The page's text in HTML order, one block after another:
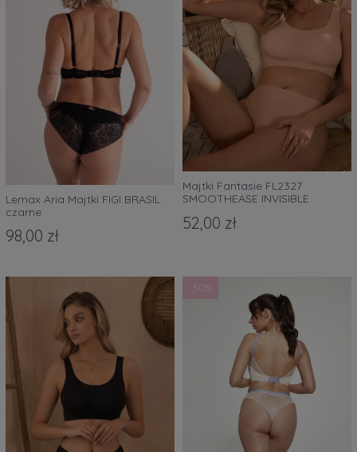
Lemax Aria Majtki FIGI BRASIL
czarne
98,00 zł
Majtki Fantasie FL2327
SMOOTHEASE INVISIBLE
52,00 zł
-50%